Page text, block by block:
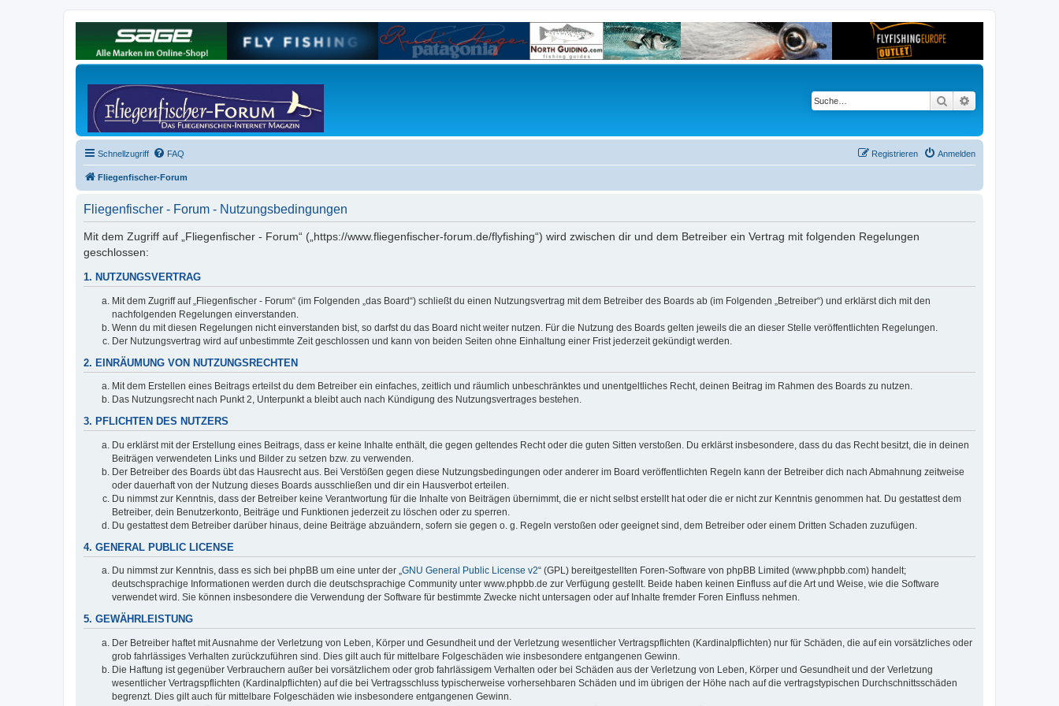
Suche
Schnellzugriff FAQ Anmelden
Registrieren
Fliegenfischer-Forum
Fliegenfischer - Forum - Nutzungsbedingungen
Mit dem Zugriff auf „Fliegenfischer - Forum“ („https://www.fliegenfischer-forum.de/flyfishing“) wird zwischen dir und dem Betreiber ein Vertrag mit folgenden Regelungen
geschlossen:
1. NUTZUNGSVERTRAG
Mit dem Zugriff auf „Fliegenfischer - Forum“ (im Folgenden „das Board“) schließt du einen Nutzungsvertrag mit dem Betreiber des Boards ab (im Folgenden „Betreiber“) und erklärst dich mit den
nachfolgenden Regelungen einverstanden.
Wenn du mit diesen Regelungen nicht einverstanden bist, so darfst du das Board nicht weiter nutzen. Für die Nutzung des Boards gelten jeweils die an dieser Stelle veröffentlichten Regelungen.
Der Nutzungsvertrag wird auf unbestimmte Zeit geschlossen und kann von beiden Seiten ohne Einhaltung einer Frist jederzeit gekündigt werden.
2. EINRÄUMUNG VON NUTZUNGSRECHTEN
Mit dem Erstellen eines Beitrags erteilst du dem Betreiber ein einfaches, zeitlich und räumlich unbeschränktes und unentgeltliches Recht, deinen Beitrag im Rahmen des Boards zu nutzen.
Das Nutzungsrecht nach Punkt 2, Unterpunkt a bleibt auch nach Kündigung des Nutzungsvertrages bestehen.
3. PFLICHTEN DES NUTZERS
Du erklärst mit der Erstellung eines Beitrags, dass er keine Inhalte enthält, die gegen geltendes Recht oder die guten Sitten verstoßen. Du erklärst insbesondere, dass du das Recht besitzt, die in deinen
Beiträgen verwendeten Links und Bilder zu setzen bzw. zu verwenden.
Der Betreiber des Boards übt das Hausrecht aus. Bei Verstößen gegen diese Nutzungsbedingungen oder anderer im Board veröffentlichten Regeln kann der Betreiber dich nach Abmahnung zeitweise
oder dauerhaft von der Nutzung dieses Boards ausschließen und dir ein Hausverbot erteilen.
Du nimmst zur Kenntnis, dass der Betreiber keine Verantwortung für die Inhalte von Beiträgen übernimmt, die er nicht selbst erstellt hat oder die er nicht zur Kenntnis genommen hat. Du gestattest dem
Betreiber, dein Benutzerkonto, Beiträge und Funktionen jederzeit zu löschen oder zu sperren.
Du gestattest dem Betreiber darüber hinaus, deine Beiträge abzuändern, sofern sie gegen o. g. Regeln verstoßen oder geeignet sind, dem Betreiber oder einem Dritten Schaden zuzufügen.
4. GENERAL PUBLIC LICENSE
Du nimmst zur Kenntnis, dass es sich bei phpBB um eine unter der „GNU General Public License v2“ (GPL) bereitgestellten Foren-Software von phpBB Limited (www.phpbb.com) handelt;
deutschsprachige Informationen werden durch die deutschsprachige Community unter www.phpbb.de zur Verfügung gestellt. Beide haben keinen Einfluss auf die Art und Weise, wie die Software
verwendet wird. Sie können insbesondere die Verwendung der Software für bestimmte Zwecke nicht untersagen oder auf Inhalte fremder Foren Einfluss nehmen.
5. GEWÄHRLEISTUNG
Der Betreiber haftet mit Ausnahme der Verletzung von Leben, Körper und Gesundheit und der Verletzung wesentlicher Vertragspflichten (Kardinalpflichten) nur für Schäden, die auf ein vorsätzliches oder
grob fahrlässiges Verhalten zurückzuführen sind. Dies gilt auch für mittelbare Folgeschäden wie insbesondere entgangenen Gewinn.
Die Haftung ist gegenüber Verbrauchern außer bei vorsätzlichem oder grob fahrlässigem Verhalten oder bei Schäden aus der Verletzung von Leben, Körper und Gesundheit und der Verletzung
wesentlicher Vertragspflichten (Kardinalpflichten) auf die bei Vertragsschluss typischerweise vorhersehbaren Schäden und im übrigen der Höhe nach auf die vertragstypischen Durchschnittsschäden
begrenzt. Dies gilt auch für mittelbare Folgeschäden wie insbesondere entgangenen Gewinn.